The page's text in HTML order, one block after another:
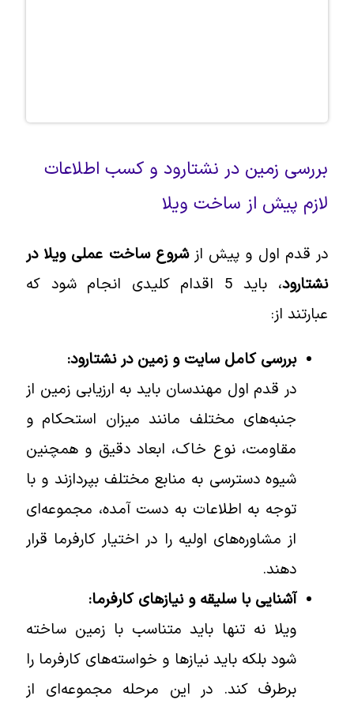
بررسی زمین در نشتارود و کسب اطلاعات
لازم پیش از ساخت ویلا
در قدم اول و پیش ازشروع ساختعملی ویلا در
نشتارود
، باید 5 اقدام کلیدی انجام شود که
عبارتند از:
بررسی کامل سایت و زمین در نشتارود:
در قدم اول مهندسان باید به ارزیابی زمین از
جنبه‌های مختلف مانند میزان استحکام و
مقاومت، نوع خاک، ابعاد دقیق و همچنین
شیوه دسترسی به منابع مختلف بپردازند و با
توجه به اطلاعات به دست آمده، مجموعه‌ای
از مشاوره‌های اولیه را در اختیار کارفرما قرار
دهند.
آشنایی با سلیقه و نیازهای کارفرما:
ویلا نه تنها باید متناسب با زمین ساخته
شود بلکه باید نیازها و خواسته‌های کارفرما را
برطرف کند. در این مرحله مجموعه‌ای از